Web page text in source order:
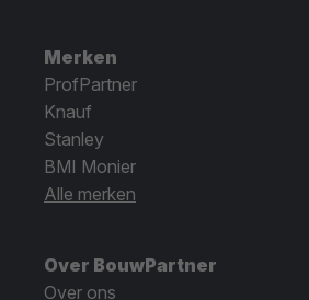
Merken
ProfPartner
Knauf
Stanley
BMI Monier
Alle merken
Over BouwPartner
Over ons